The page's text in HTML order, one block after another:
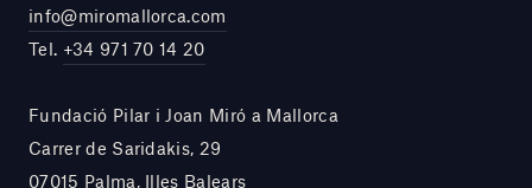
info@miromallorca.com
Tel. +34 971 70 14 20
Fundació Pilar i Joan Miró a Mallorca
Carrer de Saridakis, 29
07015 Palma, Illes Balears